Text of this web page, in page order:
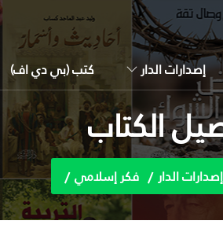
إصدارات الدار كتب (بي دي اف)
الكتاب
إصدارات الدار فكر إسلامي